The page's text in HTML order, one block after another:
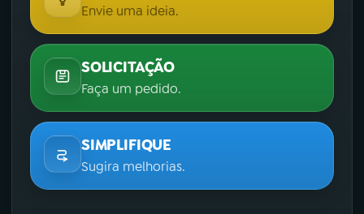
Envie uma ideia.
SOLICITAÇÃO
Faça um pedido.
SIMPLIFIQUE
Sugira melhorias.